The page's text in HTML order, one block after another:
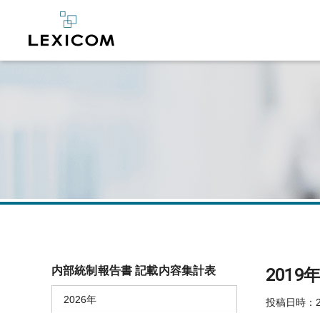
内部統制報告書 記載内容集計表
2026年
2019
投稿日時：